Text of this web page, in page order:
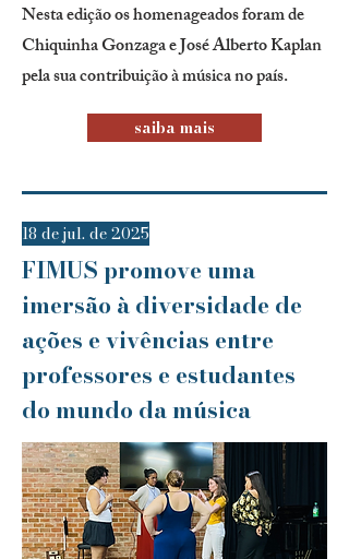
Nesta edição os homenageados foram de
Chiquinha Gonzaga e José Alberto Kaplan
pela sua contribuição à música no país.
saiba mais
18 de jul. de 2025
FIMUS promove uma
imersão à diversidade de
ações e vivências entre
professores e estudantes
do mundo da música